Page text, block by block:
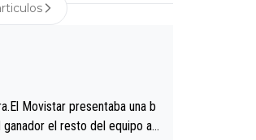
Movistar presentaba una b
el resto del equipo a